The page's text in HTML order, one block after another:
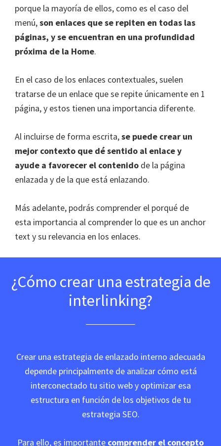
porque la mayoría de ellos, como es el caso del
menú,son enlaces que se repiten en todas las
páginas, y se encuentran en una profundidad
próxima de la Home.
En el caso de los enlaces contextuales, suelen
tratarse de un enlace que se repite únicamente en 1
página, y estos tienen una importancia diferente.
Al incluirse de forma escrita,se puede crear un
mejor contexto que dé sentido al enlace y
ayude a favorecer el contenido de la página
enlazada y de la que está enlazando.
Más adelante, podrás comprender el porqué de
esta importancia al comprender lo que es un anchor
text y su relevancia en los enlaces.
¿Cómo crear una estrategia de
interlinking?
Crear una estrategia de enlazado interno adecuada
depende principalmente de analizar cómo está
interconectado tu sitio web y optimizar esa
estructura en función de los objetivos de tu
estrategia SEO.
Para ello, es importante comprender el concepto